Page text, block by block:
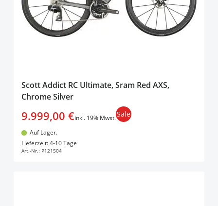
Scott Addict RC Ultimate, Sram Red AXS,
Chrome Silver
9.999,00 €inkl. 19% Mwst.Sale
Auf Lager.
Lieferzeit: 4-10 Tage
Art.-Nr.: P121504